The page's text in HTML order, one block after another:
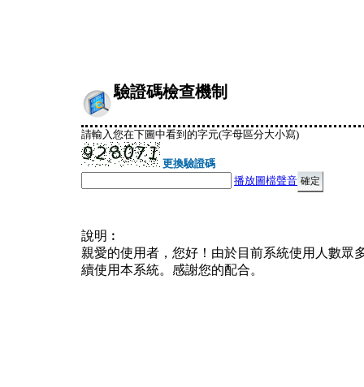
驗證碼檢查機制
請輸入您在下圖中看到的字元(字母區分大小寫)
更換驗證碼
播放圖檔聲音
說明︰
親愛的使用者，您好！由於目前系統使用人數眾
續使用本系統。感謝您的配合。